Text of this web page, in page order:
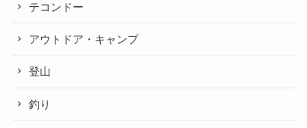
テコンドー
アウトドア・キャンプ
登山
釣り